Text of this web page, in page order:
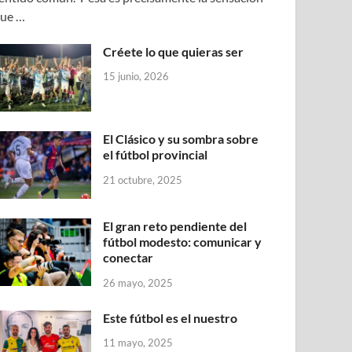
…
Créete lo que quieras ser
15 junio, 2026
El Clásico y su sombra sobre
el fútbol provincial
21 octubre, 2025
El gran reto pendiente del
fútbol modesto: comunicar y
conectar
26 mayo, 2025
Este fútbol es el nuestro
11 mayo, 2025